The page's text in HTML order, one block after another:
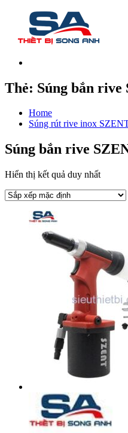
Thẻ: Súng bắn rive
Home
Súng rút rive inox
Súng bắn rive
Hiển thị kết quả duy nhất